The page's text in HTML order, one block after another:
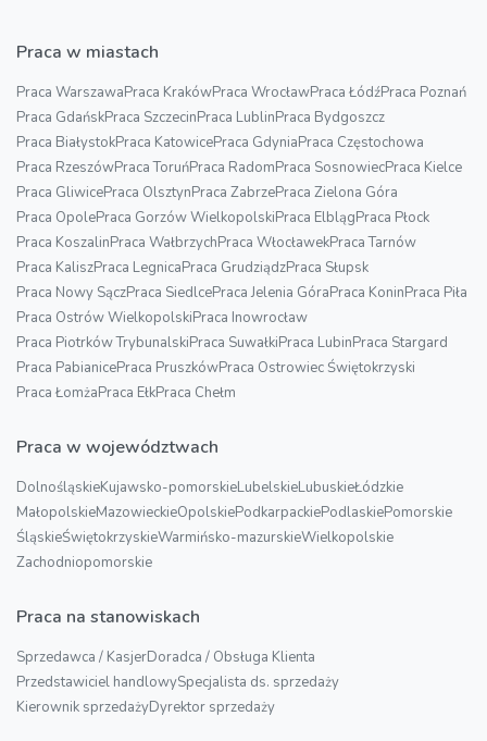
Praca w miastach
Praca WarszawaPraca KrakówPraca WrocławPraca ŁódźPraca Poznań
Praca GdańskPraca SzczecinPraca LublinPraca Bydgoszcz
Praca BiałystokPraca KatowicePraca GdyniaPraca Częstochowa
Praca RzeszówPraca ToruńPraca RadomPraca SosnowiecPraca Kielce
Praca GliwicePraca OlsztynPraca ZabrzePraca Zielona Góra
Praca OpolePraca Gorzów WielkopolskiPraca ElblągPraca Płock
Praca KoszalinPraca WałbrzychPraca WłocławekPraca Tarnów
Praca KaliszPraca LegnicaPraca GrudziądzPraca Słupsk
Praca Nowy SączPraca SiedlcePraca Jelenia GóraPraca KoninPraca Piła
Praca Ostrów WielkopolskiPraca Inowrocław
Praca Piotrków TrybunalskiPraca SuwałkiPraca LubinPraca Stargard
Praca PabianicePraca PruszkówPraca Ostrowiec Świętokrzyski
Praca ŁomżaPraca EłkPraca Chełm
Praca w województwach
DolnośląskieKujawsko-pomorskieLubelskieLubuskieŁódzkie
MałopolskieMazowieckieOpolskiePodkarpackiePodlaskiePomorskie
ŚląskieŚwiętokrzyskieWarmińsko-mazurskieWielkopolskie
Zachodniopomorskie
Praca na stanowiskach
Sprzedawca / KasjerDoradca / Obsługa Klienta
Przedstawiciel handlowySpecjalista ds. sprzedaży
Kierownik sprzedażyDyrektor sprzedaży